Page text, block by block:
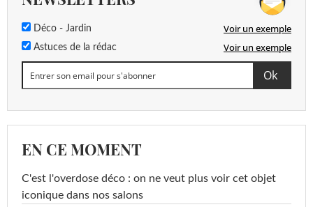
Déco - Jardin Voir un exemple
Astuces de la rédac Voir un exemple
EN CE MOMENT
C'est l'overdose déco : on ne veut plus voir cet objet
iconique dans nos salons